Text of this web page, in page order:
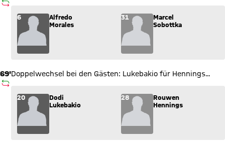
AUSWECHSLUNG
Wechsel: Alfredo Morales (6) kommt für Marcel Sobottka
6
Alfredo
Morales
31
Marcel
Sobottka
69'
AUSWECHSLUNG
Doppelwechsel bei den Gästen: Lukebakio für Hennings...
Wechsel: Dodi Lukebakio (20) kommt für Rouwen Hennings
20
Dodi
Lukebakio
28
Rouwen
Hennings